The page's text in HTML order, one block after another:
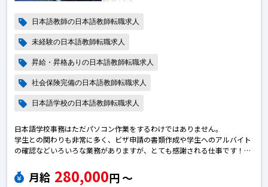
日本語教師の日本語教師転職求人
未経験の日本語教師転職求人
昇給・昇格ありの日本語教師転職求人
社会保険完備の日本語教師転職求人
日本語学校の日本語教師転職求人
日本語学校事務はただパソコン作業をするわけではありません。
学生との関わりも非常に多く、ビザ申請の書類作成や学生へのアルバイト
の確認などいろいろな業務がありますが、とても感謝される仕事です！日
月給 280,000円 〜